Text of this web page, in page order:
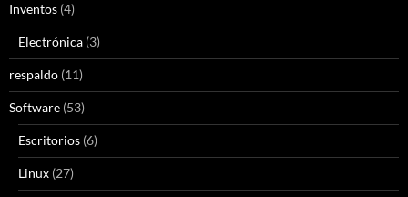
Inventos (4)
Electrónica (3)
respaldo (11)
Software (53)
Escritorios (6)
Linux (27)